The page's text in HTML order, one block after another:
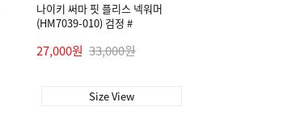
나이키 써마 핏 플리스 넥워머
(HM7039-010) 검정 #
27,000원 33,000원
Size View